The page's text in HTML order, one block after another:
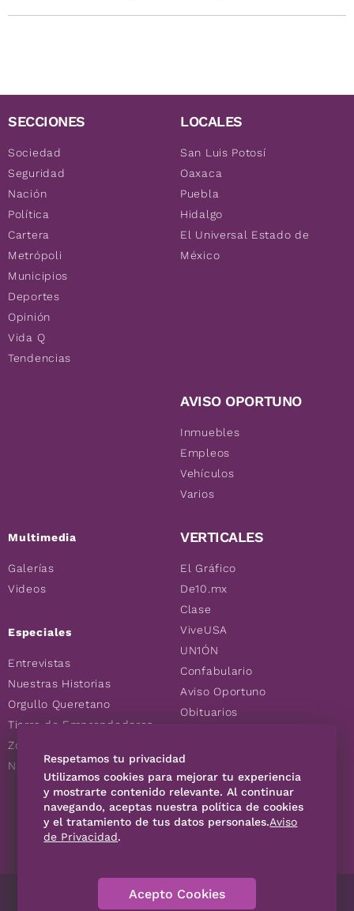
SECCIONES
Sociedad
Seguridad
Nación
Política
Cartera
Metrópoli
Municipios
Deportes
Opinión
Vida Q
Tendencias
Multimedia
Galerías
Videos
Especiales
Entrevistas
Nuestras Historias
Orgullo Queretano
Tierra de Emprendedores
Zoociales
Nuevos Queretanos
LOCALES
San Luis Potosí
Oaxaca
Puebla
Hidalgo
El Universal Estado de
México
AVISO OPORTUNO
Inmuebles
Empleos
Vehículos
Varios
VERTICALES
El Gráfico
De10.mx
Clase
ViveUSA
UN1ÓN
Confabulario
Aviso Oportuno
Obituarios
Consultas
SÍGUENOS
Contáctanos Código de Ética
Respetamos tu privacidad
Utilizamos cookies para mejorar tu experiencia
y mostrarte contenido relevante. Al continuar
navegando, aceptas nuestra política de cookies
y el tratamiento de tus datos personales.Aviso
de Privacidad.
Acepto Cookies